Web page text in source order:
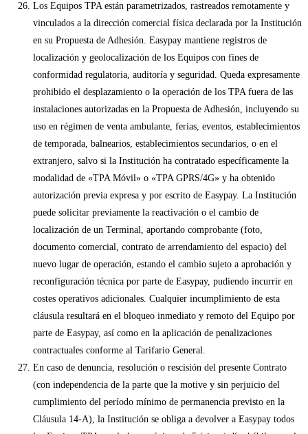
Los Equipos TPA están parametrizados, rastreados remotamente y
vinculados a la dirección comercial física declarada por la Institución
en su Propuesta de Adhesión. Easypay mantiene registros de
localización y geolocalización de los Equipos con fines de
conformidad regulatoria, auditoría y seguridad. Queda expresamente
prohibido el desplazamiento o la operación de los TPA fuera de las
instalaciones autorizadas en la Propuesta de Adhesión, incluyendo su
uso en régimen de venta ambulante, ferias, eventos, establecimientos
de temporada, balnearios, establecimientos secundarios, o en el
extranjero, salvo si la Institución ha contratado específicamente la
modalidad de «TPA Móvil» o «TPA GPRS/4G» y ha obtenido
autorización previa expresa y por escrito de Easypay. La Institución
puede solicitar previamente la reactivación o el cambio de
localización de un Terminal, aportando comprobante (foto,
documento comercial, contrato de arrendamiento del espacio) del
nuevo lugar de operación, estando el cambio sujeto a aprobación y
reconfiguración técnica por parte de Easypay, pudiendo incurrir en
costes operativos adicionales. Cualquier incumplimiento de esta
cláusula resultará en el bloqueo inmediato y remoto del Equipo por
parte de Easypay, así como en la aplicación de penalizaciones
contractuales conforme al Tarifario General.
En caso de denuncia, resolución o rescisión del presente Contrato
(con independencia de la parte que la motive y sin perjuicio del
cumplimiento del período mínimo de permanencia previsto en la
Cláusula 14-A), la Institución se obliga a devolver a Easypay todos